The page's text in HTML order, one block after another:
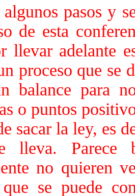
pasos y
de esta
llevar adelante
proceso que se
balance para
o puntos
sacar la ley, es
lleva. Parece
no quieren
se puede